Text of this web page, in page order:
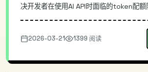
决开发者在使用AI API时面临的token配额
码演示展示如何快速集成到项目中，适合
的开发者参考。
2026-03-21 1399 阅读